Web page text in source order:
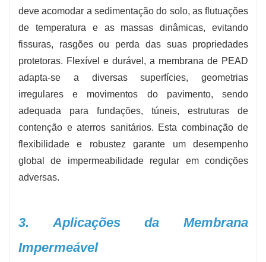
deve acomodar a sedimentação do solo, as flutuações
de temperatura e as massas dinâmicas, evitando
fissuras, rasgões ou perda das suas propriedades
protetoras. Flexível e durável, a membrana de PEAD
adapta-se a diversas superfícies, geometrias
irregulares e movimentos do pavimento, sendo
adequada para fundações, túneis, estruturas de
contenção e aterros sanitários. Esta combinação de
flexibilidade e robustez garante um desempenho
global de impermeabilidade regular em condições
adversas.
3. Aplicações da Membrana
Impermeável